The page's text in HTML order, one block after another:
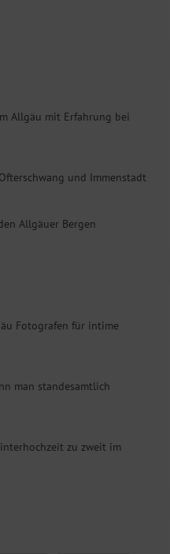
Allgäu mit Erfahrung bei
und Immenstadt
Allgäuer Bergen
Fotografen für intime
man standesamtlich
zu zweit im